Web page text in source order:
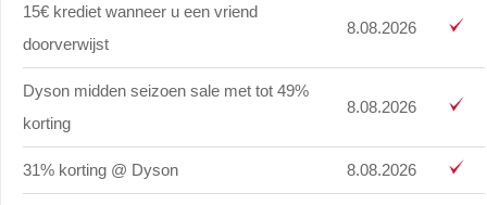
15€ krediet wanneer u een vriend
doorverwijst
8.08.2026
Dyson midden seizoen sale met tot 49%
korting
8.08.2026
31% korting @ Dyson 8.08.2026